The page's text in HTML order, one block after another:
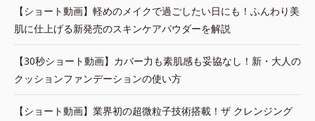
【ショート動画】軽めのメイクで過ごしたい日にも！ふんわり美
肌に仕上げる新発売のスキンケアパウダーを解説
【30秒ショート動画】カバー力も素肌感も妥協なし！新・大人の
クッションファンデーションの使い方
【ショート動画】業界初の超微粒子技術搭載！ザ クレンジング